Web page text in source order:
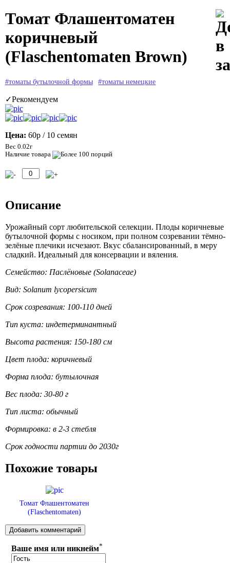
Томат Флашентоматен
коричневый
(Flaschentomaten Brown)
#томаты бутылочной формы #томаты немецкие
✓Рекомендуем
Цена: 60р / 10 семян
Вес 0.02г
Наличие товара
Описание
Урожайный сорт любительской селекции. Плоды коричневые
бутылочной формы с носиком, при полном созревании тёмно-
зелёные плечики исчезают. Вкус сбалансированный, в меру
сладкий. Идеальный для консервации и вяления.
Семейство: Паслёновые (Solanaceae)
Вид: Solanum lycopersicum
Срок созревания: 100-110 дней
Тип куста: индетерминантный
Высота растения: 150-180 см
Цвет плода: коричневый
Форма плода: бутылочная
Вес плода: 30-80 г
Тип листа: обычный
Формировка: в 2-3 стебля
Срок годности партии до 2030г
Похожие товары
Томат Флашентоматен
(Flaschentomaten)
Ваше имя или никнейм*